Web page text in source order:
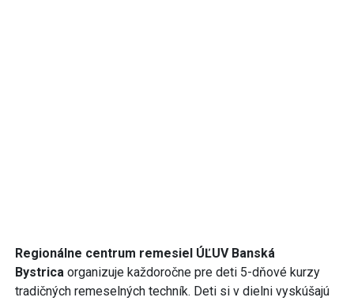
Regionálne centrum remesiel ÚĽUV Banská
Bystrica organizuje každoročne pre deti 5-dňové kurzy
tradičných remeselných techník. Deti si v dielni vyskúšajú